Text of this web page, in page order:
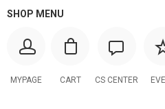
SHOP MENU
MYPAGE CART CS CENTER